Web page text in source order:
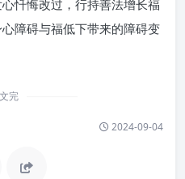
忏悔改过，行持善法增长福
障碍与福低下带来的障碍变
完
2024-09-04